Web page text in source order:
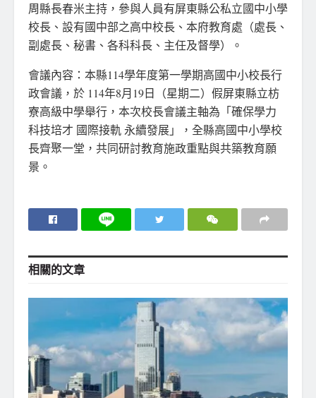
周縣長春米主持，參與人員有屏東縣公私立國中小學
校長、設有國中部之高中校長、本府教育處（處長、
副處長、秘書、各科科長、主任及督學）。
會議內容：本縣114學年度第一學期高國中小校長行
政會議，於 114年8月19日（星期二）假屏東縣立枋
寮高級中學舉行，本次校長會議主軸為「確保學力
科技培才 國際接軌 永續發展」，全縣高國中小學校
長齊聚一堂，共同研討教育施政重點與共築教育願
景。
相關的文章